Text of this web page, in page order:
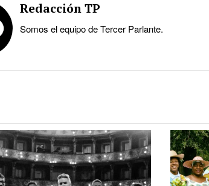
Redacción TP
Somos el equipo de Tercer Parlante.